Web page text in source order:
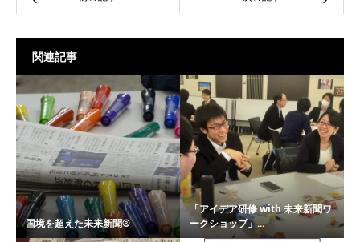
関連記事
国境を超えた未来新聞®
「アイデア研修 with 未来新聞ワ
ークショップ」...